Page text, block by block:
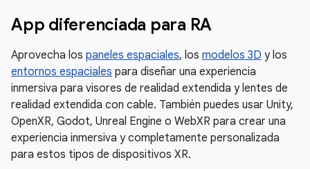
App diferenciada para RA
Aprovecha los paneles espaciales, los modelos 3D y los
entornos espaciales para diseñar una experiencia
inmersiva para visores de realidad extendida y lentes de
realidad extendida con cable. También puedes usar Unity,
OpenXR, Godot, Unreal Engine o WebXR para crear una
experiencia inmersiva y completamente personalizada
para estos tipos de dispositivos XR.